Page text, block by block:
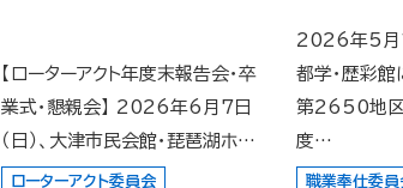
【ローターアクト年度末報告会・卒
業式・懇親会】 2026年6月7日
（日）、大津市民会館・琵琶湖ホ…
ローターアクト委員会
2026年5月
都学・歴彩館
第2650地
度…
職業奉仕委員